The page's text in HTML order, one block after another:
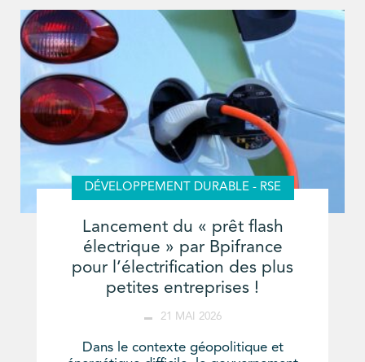
DÉVELOPPEMENT DURABLE - RSE
Lancement du « prêt flash
électrique » par Bpifrance
pour l’électrification des plus
petites entreprises !
21 MAI 2026
Dans le contexte géopolitique et